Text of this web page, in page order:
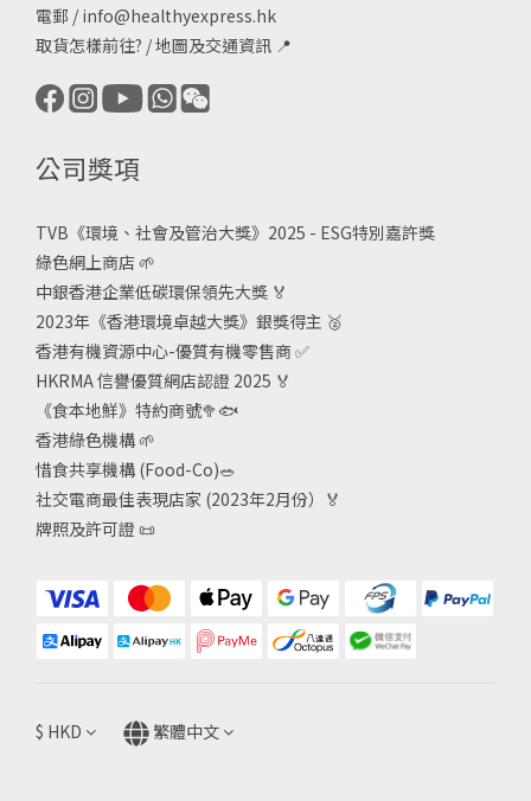
電郵 / info@healthyexpress.hk
取貨怎樣前往? /地圖及交通資訊 📍
公司獎項
TVB《環境、社會及管治大獎》2025 - ESG特別嘉許獎
綠色網上商店 🌱
中銀香港企業低碳環保領先大獎 🏅
2023年《香港環境卓越大獎》銀獎得主 🥈
香港有機資源中心-優質有機零售商✅
HKRMA 信譽優質網店認證 2025 🏅
《食本地鮮》特約商號🥦🐟
香港綠色機構 🌱
惜食共享機構 (Food-Co)🥗
社交電商最佳表現店家 (2023年2月份）🏅
牌照及許可證 📜
$ HKD 繁體中文